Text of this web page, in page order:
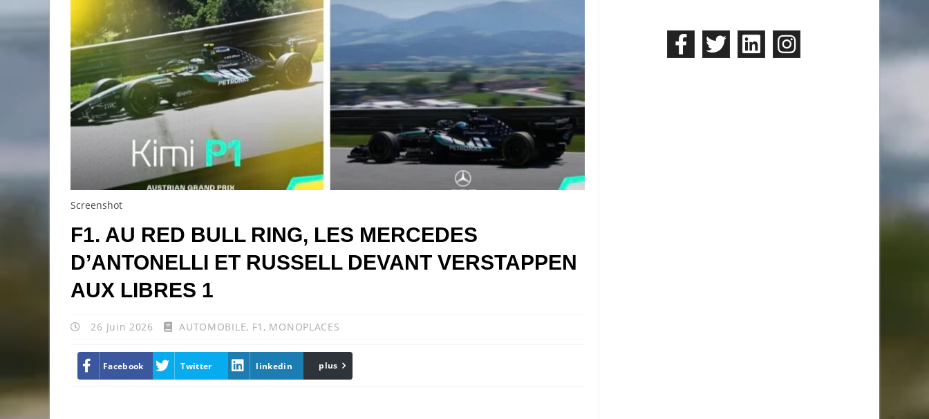
Screenshot
F1. AU RED BULL RING, LES MERCEDES
D’ANTONELLI ET RUSSELL DEVANT VERSTAPPEN
AUX LIBRES 1
26 Juin 2026 AUTOMOBILE, F1 , MONOPLACES
Facebook Twitter linkedin Email
plus